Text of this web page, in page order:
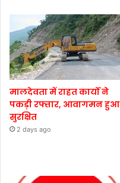
मालदेवता में राहत कार्यों ने
पकड़ी रफ्तार, आवागमन हुआ
सुरक्षित
2 days ago